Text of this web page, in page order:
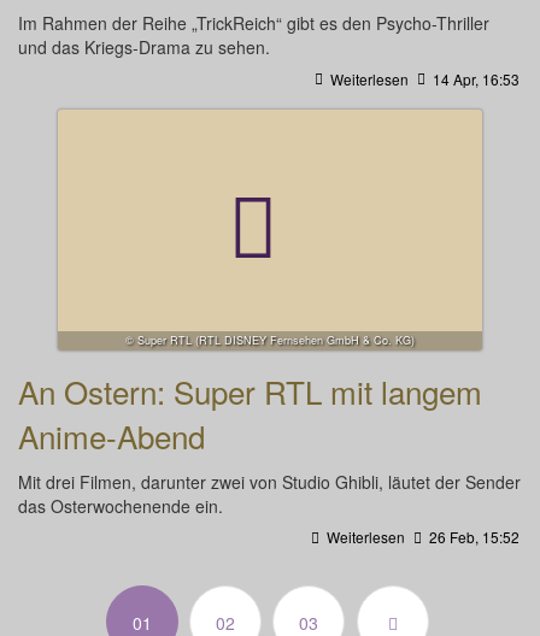
Im Rahmen der Reihe „TrickReich“ gibt es den Psycho-Thriller
und das Kriegs-Drama zu sehen.
Weiterlesen 14 Apr, 16:53
© Super RTL (RTL DISNEY Fernsehen GmbH & Co. KG)
An Ostern: Super RTL mit langem
Anime-Abend
Mit drei Filmen, darunter zwei von Studio Ghibli, läutet der Sender
das Osterwochenende ein.
Weiterlesen 26 Feb, 15:52
01 (aktuell) 02 03